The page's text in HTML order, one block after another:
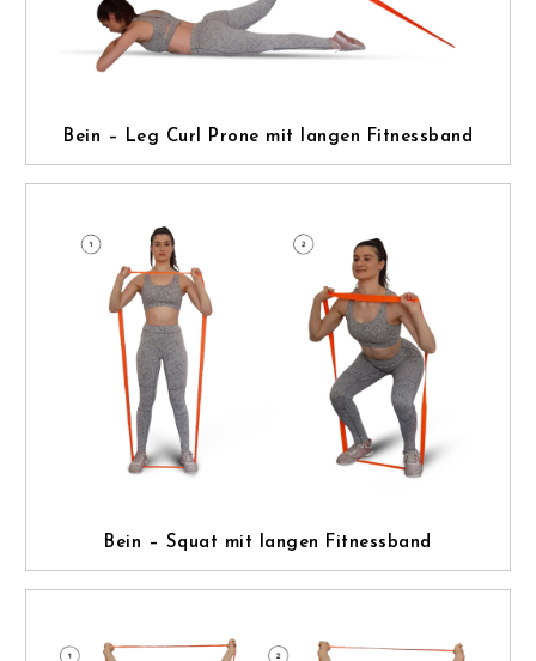
Bein – Leg Curl Prone mit langen Fitnessband
Bein – Squat mit langen Fitnessband